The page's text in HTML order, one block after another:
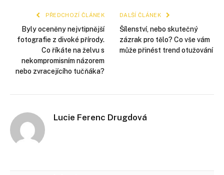
PŘEDCHOZÍ ČLÁNEK
Byly oceněny nejvtipnější
fotografie z divoké přírody.
Co říkáte na želvu s
nekompromisním názorem
nebo zvracejícího tučňáka?
DALŠÍ ČLÁNEK
Šílenství, nebo skutečný
zázrak pro tělo? Co vše vám
může přinést trend otužování
Lucie Ferenc Drugdová